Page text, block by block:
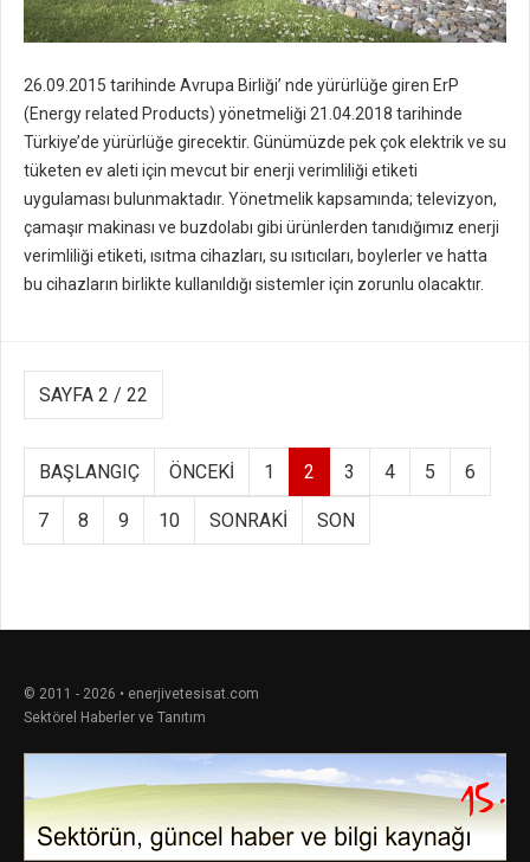
26.09.2015 tarihinde Avrupa Birliği’ nde yürürlüğe giren ErP
(Energy related Products) yönetmeliği 21.04.2018 tarihinde
Türkiye’de yürürlüğe girecektir. Günümüzde pek çok elektrik ve su
tüketen ev aleti için mevcut bir enerji verimliliği etiketi
uygulaması bulunmaktadır. Yönetmelik kapsamında; televizyon,
çamaşır makinası ve buzdolabı gibi ürünlerden tanıdığımız enerji
verimliliği etiketi, ısıtma cihazları, su ısıtıcıları, boylerler ve hatta
bu cihazların birlikte kullanıldığı sistemler için zorunlu olacaktır.
SAYFA 2 / 22
BAŞLANGIÇ ÖNCEKI 1 2 3 4 5 6
7 8 9 10 SONRAKI SON
© 2011 - 2026 • enerjivetesisat.com
Sektörel Haberler ve Tanıtım